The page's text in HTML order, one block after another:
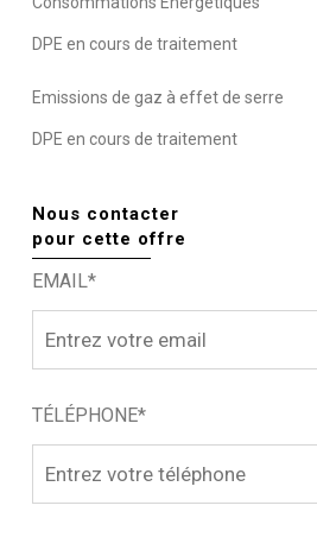
DPE en cours de traitement
Emissions de gaz à effet de serre
DPE en cours de traitement
Nous contacter
pour cette offre
EMAIL*
TÉLÉPHONE*